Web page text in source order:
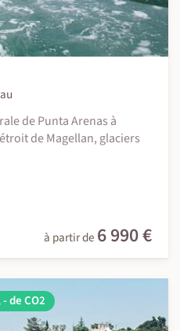
de Punta Arenas à
de Magellan, glaciers
à partir de 6 990 €
de CO2